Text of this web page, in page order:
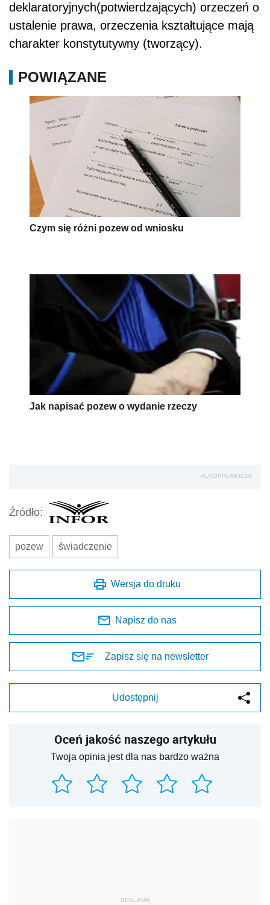
deklaratoryjnych(potwierdzających) orzeczeń o
ustalenie prawa, orzeczenia kształtujące mają
charakter konstytutywny (tworzący).
POWIĄZANE
Czym się różni pozew od wniosku
Jak napisać pozew o wydanie rzeczy
AUTOPROMOCJA
Źródło:
pozew świadczenie
Wersja do druku
Napisz do nas
Zapisz się na newsletter
Udostępnij
Oceń jakość naszego artykułu
Twoja opinia jest dla nas bardzo ważna
REKLAMA